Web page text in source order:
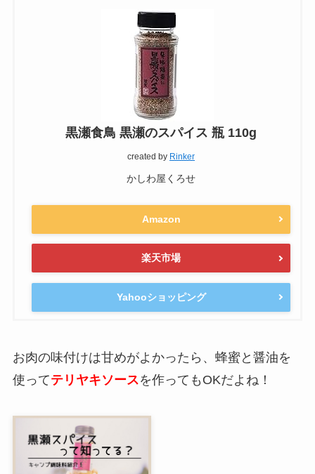
黒瀬食鳥 黒瀬のスパイス 瓶 110g
created by Rinker
かしわ屋くろせ
Amazon
楽天市場
Yahooショッピング
お肉の味付けは甘めがよかったら、蜂蜜と醤油を
使ってテリヤキソースを作ってもOKだよね！